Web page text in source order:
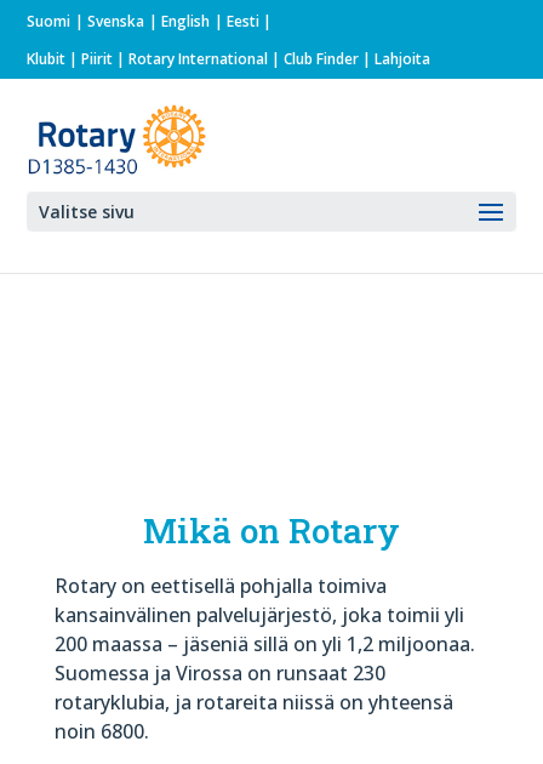
Suomi Svenska English
Eesti
Klubit |Piirit |Rotary International | Club Finder | Lahjoita
Valitse sivu
Mikä on Rotary
Rotary on eettisellä pohjalla toimiva
kansainvälinen palvelujärjestö, joka toimii yli
200 maassa – jäseniä sillä on yli 1,2 miljoonaa.
Suomessa ja Virossa on runsaat 230
rotaryklubia, ja rotareita niissä on yhteensä
noin 6800.